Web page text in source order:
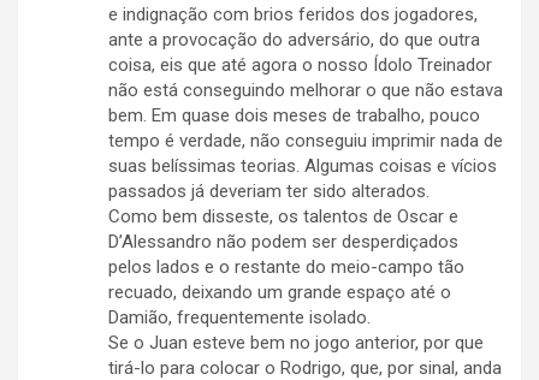
e indignação com brios feridos dos jogadores,
ante a provocação do adversário, do que outra
coisa, eis que até agora o nosso Ídolo Treinador
não está conseguindo melhorar o que não estava
bem. Em quase dois meses de trabalho, pouco
tempo é verdade, não conseguiu imprimir nada de
suas belíssimas teorias. Algumas coisas e vícios
passados já deveriam ter sido alterados.
Como bem disseste, os talentos de Oscar e
D’Alessandro não podem ser desperdiçados
pelos lados e o restante do meio-campo tão
recuado, deixando um grande espaço até o
Damião, frequentemente isolado.
Se o Juan esteve bem no jogo anterior, por que
tirá-lo para colocar o Rodrigo, que, por sinal, anda